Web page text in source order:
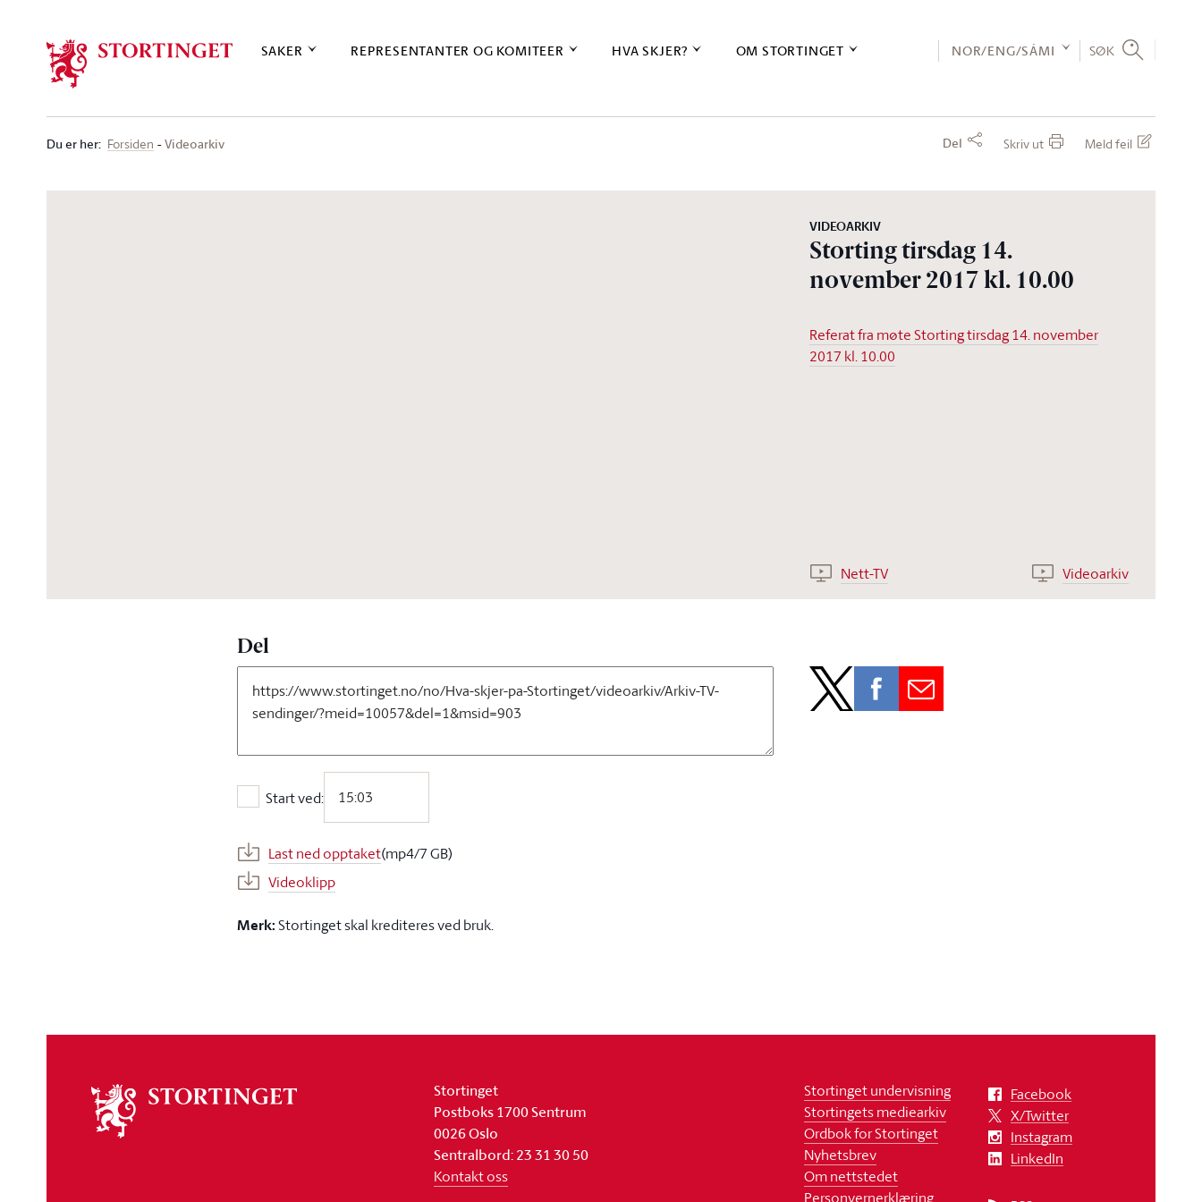
SAKER REPRESENTANTER OG KOMITEER HVA SKJER? OM STORTINGET NOR/ENG/SÁMI SØK
Du er her: Forsiden Videoarkiv Del Skriv ut Meld feil
VIDEOARKIV
Storting tirsdag 14.
november 2017 kl. 10.00
Referat fra møte Storting tirsdag 14. november
2017 kl. 10.00
Nett-TV Videoarkiv
Del
Start ved:
Start ved:
Last ned opptaket(mp4/7 GB)
Videoklipp
Merk:Stortinget skal krediteres ved bruk.
stortinget
Stortinget
Postboks 1700 Sentrum
0026 Oslo
Sentralbord: 23 31 30 50
Kontakt oss
Stortinget undervisning
Stortingets mediearkiv
Ordbok for Stortinget
Nyhetsbrev
Om nettstedet
Personvernerklæring
Facebook
X/Twitter
Instagram
LinkedIn